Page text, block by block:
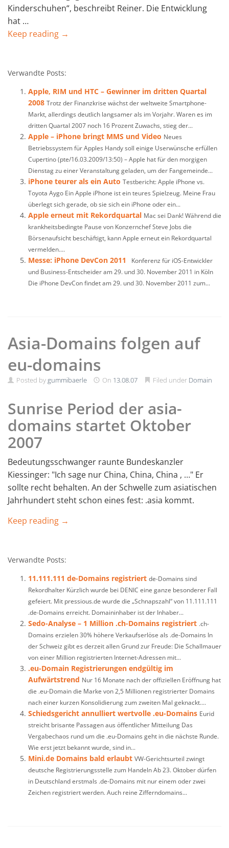
Kinderschuhen“, beschreibt Reiner. Die Entwicklung
hat …
Keep reading →
Verwandte Posts:
Apple, RIM und HTC – Gewinner im dritten Quartal
2008 Trotz der Finanzkrise wächst der weltweite Smartphone-
Markt, allerdings deutlich langsamer als im Vorjahr. Waren es im
dritten Quartal 2007 noch 16 Prozent Zuwachs, stieg der...
Apple – iPhone bringt MMS und Video Neues
Betriebssystem für Apples Handy soll einige Userwünsche erfüllen
Cupertino (pte/16.03.2009/13:50) – Apple hat für den morgigen
Dienstag zu einer Veranstaltung geladen, um der Fangemeinde...
iPhone teurer als ein Auto Testbericht: Apple iPhone vs.
Toyota Aygo Ein Apple iPhone ist ein teures Spielzeug. Meine Frau
überlegt sich gerade, ob sie sich ein iPhone oder ein...
Apple erneut mit Rekordquartal Mac sei Dank! Während die
krankheitsbedingte Pause von Konzernchef Steve Jobs die
Börsenaufsicht beschäftigt, kann Apple erneut ein Rekordquartal
vermelden....
Messe: iPhone DevCon 2011
Konferenz für iOS-Entwickler
und Business-Entscheider am 29. und 30. November 2011 in Köln
Die iPhone DevCon findet am 29. und 30. November 2011 zum...
Asia-Domains folgen auf
eu-domains
Posted bygummibaerle On 13.08.07 Filed under Domain
Sunrise Period der asia-
domains startet Oktober
2007
Bedeutungsschwanger raunte Bundeskanzler
Kiessinger: "Ich sage nur China, China, China , …" Er
sollte recht behalten. An der Schwelle zum asiatischen
Jahrhundert steht schon eines fest: .asia kommt.
Keep reading →
Verwandte Posts:
11.111.111 de-Domains registriert de-Domains sind
Rekordhalter Kürzlich wurde bei DENIC eine ganze besonderer Fall
gefeiert. Mit pressious.de wurde die „Schnapszahl“ von 11.111.111
.de-Domains erreicht. Domaininhaber ist der Inhaber...
Sedo-Analyse – 1 Million .ch-Domains registriert .ch-
Domains erzielen 30% höhere Verkaufserlöse als .de-Domains In
der Schweiz gibt es derzeit allen Grund zur Freude: Die Schallmauer
von einer Million registrierten Internet-Adressen mit...
.eu-Domain Registrierungen endgültig im
Aufwärtstrend Nur 16 Monate nach der offiziellen Eröffnung hat
die .eu-Domain die Marke von 2,5 Millionen registrierter Domains
nach einer kurzen Konsolidierung zum zweiten Mal geknackt....
Schiedsgericht annulliert wertvolle .eu-Domains Eurid
streicht brisante Passagen aus öffentlicher Mitteilung Das
Vergabechaos rund um die .eu-Domains geht in die nächste Runde.
Wie erst jetzt bekannt wurde, sind in...
Mini.de Domains bald erlaubt VW-Gerichtsurteil zwingt
deutsche Registrierungsstelle zum Handeln Ab 23. Oktober dürfen
in Deutschland erstmals .de-Domains mit nur einem oder zwei
Zeichen registriert werden. Auch reine Zifferndomains...